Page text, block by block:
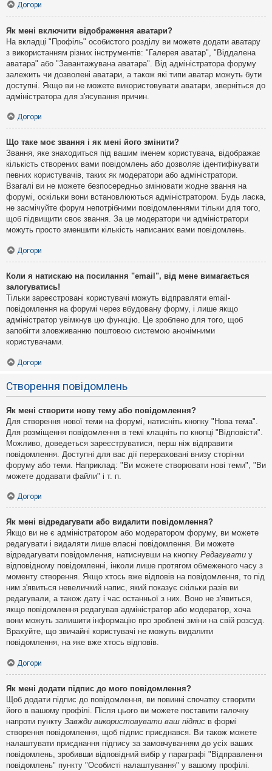
Догори
Як мені включити відображення аватари?
На вкладці "Профіль" особистого розділу ви можете додати аватару
з використанням різних інструментів: "Галерея аватар", "Віддалена
аватара" або "Завантажувана аватара". Від адміністратора форуму
залежить чи дозволені аватари, а також які типи аватар можуть бути
доступні. Якщо ви не можете використовувати аватари, зверніться до
адміністратора для з'ясування причин.
Догори
Що таке моє звання і як мені його змінити?
Звання, яке знаходиться під вашим іменем користувача, відображає
кількість створених вами повідомлень або дозволяє ідентифікувати
певних користувачів, таких як модератори або адміністратори.
Взагалі ви не можете безпосередньо змінювати жодне звання на
форумі, оскільки вони встановлюються адміністратором. Будь ласка,
не засмічуйте форум непотрібними повідомленнями тільки для того,
щоб підвищити своє звання. За це модератори чи адміністратори
можуть просто зменшити кількість написаних вами повідомлень.
Догори
Коли я натискаю на посилання "email", від мене вимагається
залогуватись!
Тільки зареєстровані користувачі можуть відправляти email-
повідомлення на форумі через вбудовану форму, і лише якщо
адміністратор увімкнув цю функцію. Це зроблено для того, щоб
запобігти зловживанню поштовою системою анонімними
користувачами.
Догори
Створення повідомлень
Як мені створити нову тему або повідомлення?
Для створення нової теми на форумі, натисніть кнопку "Нова тема".
Для розміщення повідомлення в темі клацніть по кнопці "Відповісти".
Можливо, доведеться зареєструватися, перш ніж відправити
повідомлення. Доступні для вас дії перераховані внизу сторінки
форуму або теми. Наприклад: "Ви можете створювати нові теми", "Ви
можете додавати файли" і т. п.
Догори
Як мені відредагувати або видалити повідомлення?
Якщо ви не є адміністратором або модератором форуму, ви можете
редагувати і видаляти лише власні повідомлення. Ви можете
відредагувати повідомлення, натиснувши на кнопку Редагувати у
відповідному повідомленні, інколи лише протягом обмеженого часу з
моменту створення. Якщо хтось вже відповів на повідомлення, то під
ним з'явиться невеличкий напис, який показує скільки разів ви
редагували, а також дату і час останньої з них. Воно не з'явиться,
якщо повідомлення редагував адміністратор або модератор, хоча
вони можуть залишити інформацію про зроблені зміни на свій розсуд.
Врахуйте, що звичайні користувачі не можуть видалити
повідомлення, на яке вже хтось відповів.
Догори
Як мені додати підпис до мого повідомлення?
Щоб додати підпис до повідомлення, ви повинні спочатку створити
його в вашому профілі. Після цього ви можете поставити галочку
напроти пункту Завжди використовувати ваш підпис в формі
створення повідомлення, щоб підпис приєднався. Ви також можете
налаштувати приєднання підпису за замовчуванням до усіх ваших
повідомлень, зробивши відповідний вибір у параграфі "Відправлення
повідомлень" пункту "Особисті налаштування" у вашому профілі.